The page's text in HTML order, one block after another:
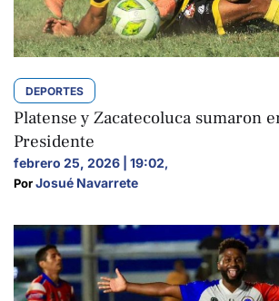
DEPORTES
Platense y Zacatecoluca sumaron
Presidente
febrero 25, 2026 | 19:02,
Por Josué Navarrete